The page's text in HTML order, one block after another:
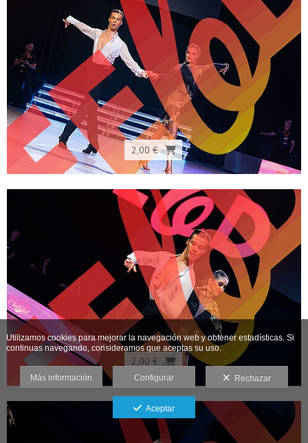
2,00 €
2,00 €
Utilizamos cookies para mejorar la navegación web y obtener estadísticas. Si
continuas navegando, consideramos que aceptas su uso.
Más información Configurar Rechazar
Aceptar